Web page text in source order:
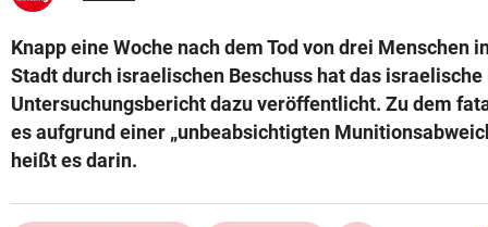
Knapp eine Woche nach dem Tod von drei Menschen
Stadt durch israelischen Beschuss hat das
Untersuchungsbericht dazu veröffentlicht. Zu dem
es aufgrund einer „unbeabsichtigten
heißt es darin.